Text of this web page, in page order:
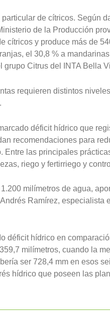
de cítricos. Según
de la Producción
cítricos y produce más de
el 30,8 % a
grupo Citrus del INTA Bella
requieren distintos
déficit hídrico que
recomendaciones para
Entre las principales
riego y fertirriego y
milímetros de agua,
Ramírez, especialista
déficit hídrico en
milímetros, cuando la
ser 728,4 mm en esos
hídrico que poseen las